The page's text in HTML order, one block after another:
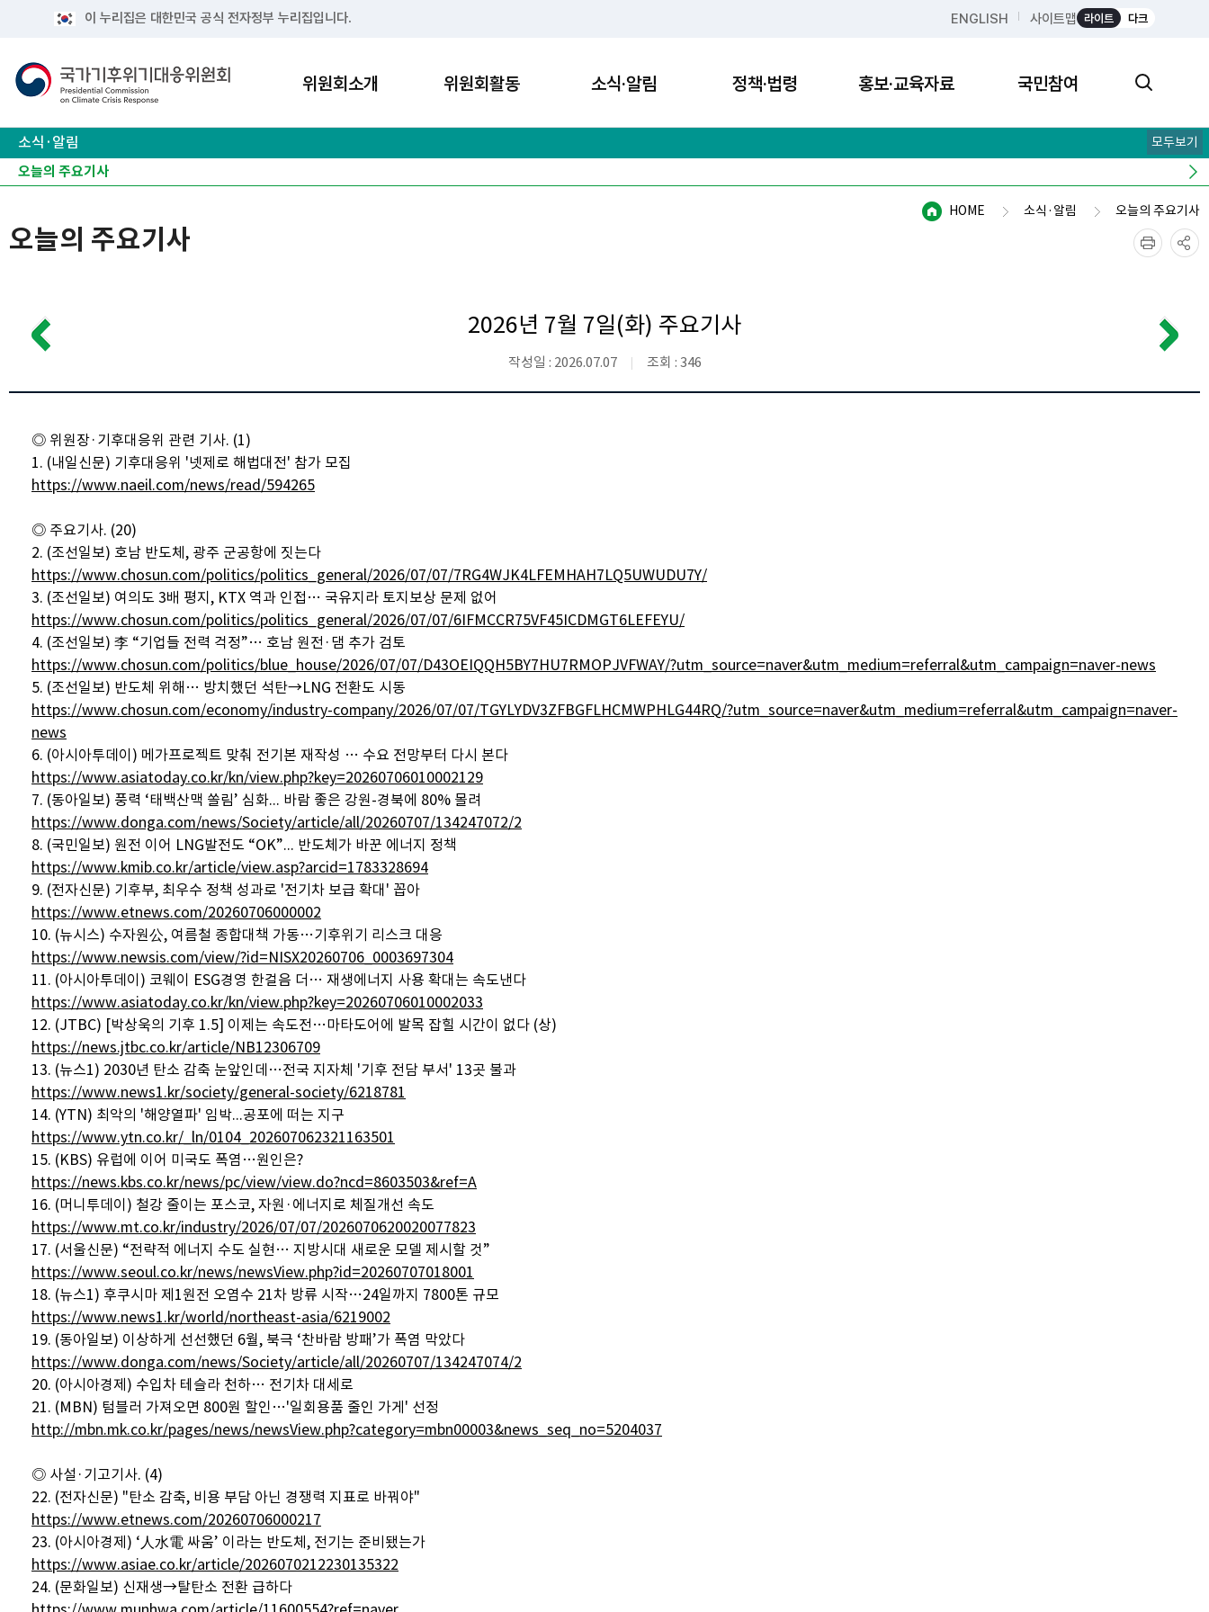
이 누리집은 대한민국 공식 전자정부 누리집입니다. ENGLISH 사이트맵 라이트 다크
위원회소개 위원회활동 소식·알림 정책·법령 홍보·교육자료 국민참여
소식·알림
공지사항
보도자료
오늘의 주요기사
모두보기
HOME 소식·알림 오늘의 주요기사
오늘의 주요기사
2026년 7월 7일(화) 주요기사
작성일 : 2026.07.07 조회 : 346
◎ 위원장·기후대응위 관련 기사. (1)
1. (내일신문) 기후대응위 '넷제로 해법대전' 참가 모집
https://www.naeil.com/news/read/594265
◎ 주요기사. (20)
2. (조선일보) 호남 반도체, 광주 군공항에 짓는다
https://www.chosun.com/politics/politics_general/2026/07/07/7RG4WJK4LFEMHAH7LQ5UWUDU7Y/
3. (조선일보) 여의도 3배 평지, KTX 역과 인접… 국유지라 토지보상 문제 없어
https://www.chosun.com/politics/politics_general/2026/07/07/6IFMCCR75VF45ICDMGT6LEFEYU/
4. (조선일보) 李 “기업들 전력 걱정”… 호남 원전·댐 추가 검토
https://www.chosun.com/politics/blue_house/2026/07/07/D43OEIQQH5BY7HU7RMOPJVFWAY/?utm_source=naver&utm_medium=referral&utm_campaign=naver-news
5. (조선일보) 반도체 위해… 방치했던 석탄→LNG 전환도 시동
https://www.chosun.com/economy/industry-company/2026/07/07/TGYLYDV3ZFBGFLHCMWPHLG44RQ/?utm_source=naver&utm_medium=referral&utm_campaign=naver-
news
6. (아시아투데이) 메가프로젝트 맞춰 전기본 재작성 … 수요 전망부터 다시 본다
https://www.asiatoday.co.kr/kn/view.php?key=20260706010002129
7. (동아일보) 풍력 ‘태백산맥 쏠림’ 심화... 바람 좋은 강원-경북에 80% 몰려
https://www.donga.com/news/Society/article/all/20260707/134247072/2
8. (국민일보) 원전 이어 LNG발전도 “OK”... 반도체가 바꾼 에너지 정책
https://www.kmib.co.kr/article/view.asp?arcid=1783328694
9. (전자신문) 기후부, 최우수 정책 성과로 '전기차 보급 확대' 꼽아
https://www.etnews.com/20260706000002
10. (뉴시스) 수자원公, 여름철 종합대책 가동…기후위기 리스크 대응
https://www.newsis.com/view/?id=NISX20260706_0003697304
11. (아시아투데이) 코웨이 ESG경영 한걸음 더… 재생에너지 사용 확대는 속도낸다
https://www.asiatoday.co.kr/kn/view.php?key=20260706010002033
12. (JTBC) [박상욱의 기후 1.5] 이제는 속도전…마타도어에 발목 잡힐 시간이 없다 (상)
https://news.jtbc.co.kr/article/NB12306709
13. (뉴스1) 2030년 탄소 감축 눈앞인데…전국 지자체 '기후 전담 부서' 13곳 불과
https://www.news1.kr/society/general-society/6218781
14. (YTN) 최악의 '해양열파' 임박...공포에 떠는 지구
https://www.ytn.co.kr/_ln/0104_202607062321163501
15. (KBS) 유럽에 이어 미국도 폭염…원인은?
https://news.kbs.co.kr/news/pc/view/view.do?ncd=8603503&ref=A
16. (머니투데이) 철강 줄이는 포스코, 자원·에너지로 체질개선 속도
https://www.mt.co.kr/industry/2026/07/07/2026070620020077823
17. (서울신문) “전략적 에너지 수도 실현… 지방시대 새로운 모델 제시할 것”
https://www.seoul.co.kr/news/newsView.php?id=20260707018001
18. (뉴스1) 후쿠시마 제1원전 오염수 21차 방류 시작…24일까지 7800톤 규모
https://www.news1.kr/world/northeast-asia/6219002
19. (동아일보) 이상하게 선선했던 6월, 북극 ‘찬바람 방패’가 폭염 막았다
https://www.donga.com/news/Society/article/all/20260707/134247074/2
20. (아시아경제) 수입차 테슬라 천하… 전기차 대세로
21. (MBN) 텀블러 가져오면 800원 할인…'일회용품 줄인 가게' 선정
http://mbn.mk.co.kr/pages/news/newsView.php?category=mbn00003&news_seq_no=5204037
◎ 사설·기고기사. (4)
22. (전자신문) "탄소 감축, 비용 부담 아닌 경쟁력 지표로 바꿔야"
https://www.etnews.com/20260706000217
23. (아시아경제) ‘人水電 싸움’ 이라는 반도체, 전기는 준비됐는가
https://www.asiae.co.kr/article/2026070212230135322
24. (문화일보) 신재생→탈탄소 전환 급하다